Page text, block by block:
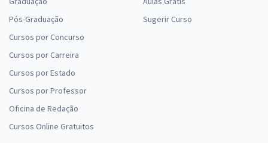
Pós-Graduação
Cursos por Concurso
Cursos por Carreira
Cursos por Estado
Cursos por Professor
Oficina de Redação
Cursos Online Gratuitos
Sugerir Curso